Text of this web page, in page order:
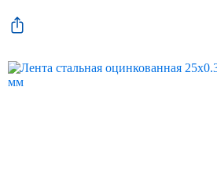
О компании
Реквизиты